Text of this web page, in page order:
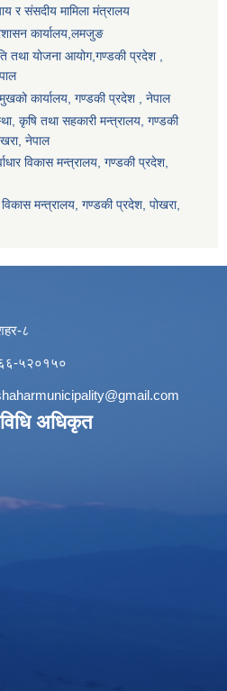
र संसदीय मामिला मंत्रालय
कार्यालय,लमजुङ
तथा योजना आयोग,गण्डकी प्रदेश ,
कार्यालय, गण्डकी प्रदेश , नेपाल
कृषि तथा सहकारी मन्त्रालय, गण्डकी
नेपाल
विकास मन्त्रालय, गण्डकी प्रदेश,
मन्त्रालय, गण्डकी प्रदेश, पोखरा,
८
५२०१५०
अधिकृत